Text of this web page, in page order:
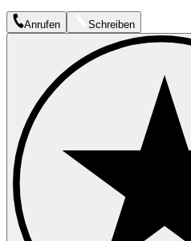
Anrufen Schreiben